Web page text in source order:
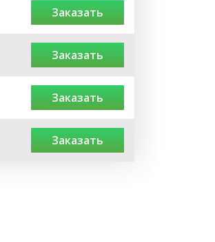
заказать
заказать
заказать
заказать